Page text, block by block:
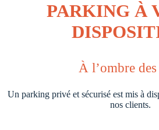
PARKING À
À l’ombre
Un parking privé et sécurisé est mis à
nos clients.